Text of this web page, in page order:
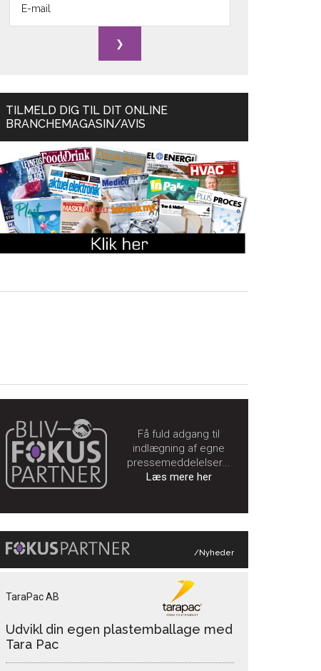
TILMELD DIG TIL DIT ONLINE
BRANCHEMAGASIN/AVIS
Få fuld adgang til
indlægning af egne
pressemeddelelser...
Læs mere her
/Nyheder
TaraPac AB
Udvikl din egen plastemballage med
Tara Pac